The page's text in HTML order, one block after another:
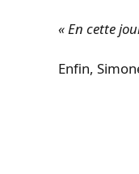
« En cette
Enfin,